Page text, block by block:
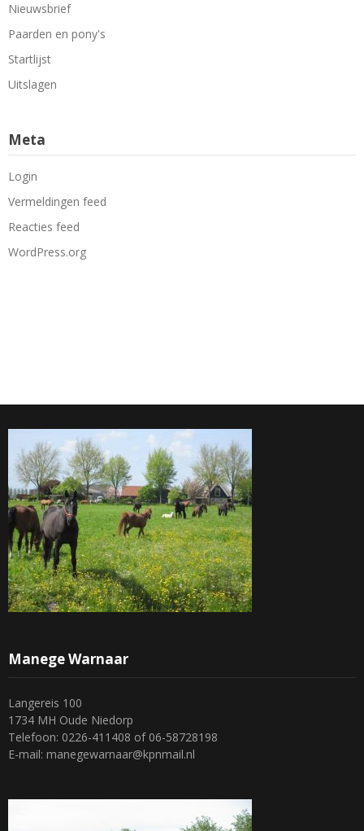
Nieuwsbrief
Paarden en pony's
Startlijst
Uitslagen
Meta
Login
Vermeldingen feed
Reacties feed
WordPress.org
Manege Warnaar
Langereis 100
1734 MH Oude Niedorp
Telefoon: 0226-411408 of 06-58728198
E-mail: manegewarnaar@kpnmail.nl